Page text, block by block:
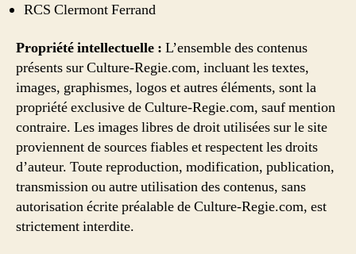
RCS Clermont Ferrand
Propriété intellectuelle : L’ensemble des contenus
présents sur Culture-Regie.com, incluant les textes,
images, graphismes, logos et autres éléments, sont la
propriété exclusive de Culture-Regie.com, sauf mention
contraire. Les images libres de droit utilisées sur le site
proviennent de sources fiables et respectent les droits
d’auteur. Toute reproduction, modification, publication,
transmission ou autre utilisation des contenus, sans
autorisation écrite préalable de Culture-Regie.com, est
strictement interdite.